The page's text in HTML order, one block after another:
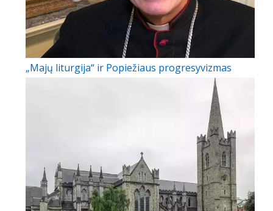
„Majų liturgija“ ir Popiežiaus progresyvizmas